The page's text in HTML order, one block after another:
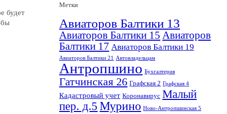
будет
Метки
Авиаторов Балтики 13
Авиаторов Балтики 15 Авиаторов
Балтики 17 Авиаторов Балтики 19
Авиаторов Балтики 21 Автовладельцам
Антропшино Бухгалтерия
Гатчинская 26 Графская 2 Графская 4
Кадастровый учет Коронавирус Малый
пер. д.5Мурино Ново-Антропшинская 5